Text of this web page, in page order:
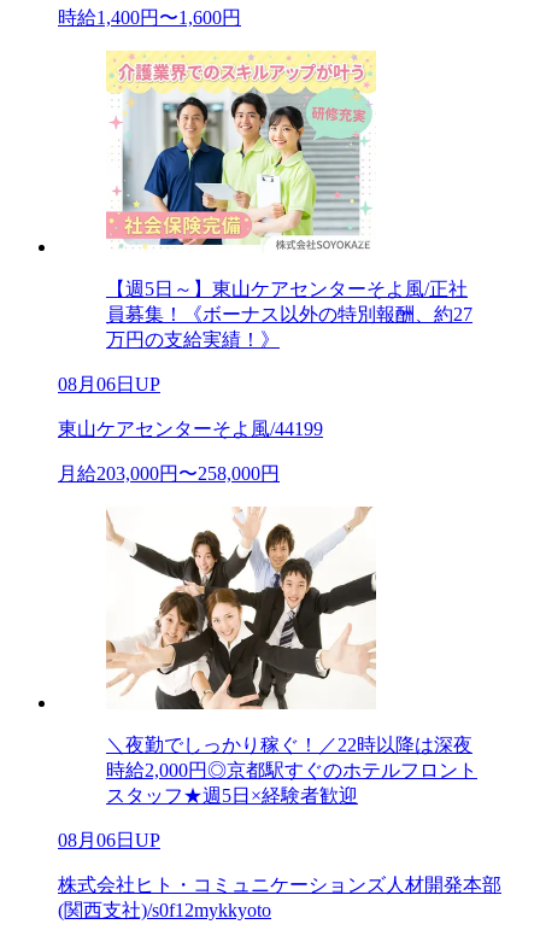
時給1,400円〜1,600円
【週5日～】東山ケアセンターそよ風/正社
員募集！《ボーナス以外の特別報酬、約27
万円の支給実績！》
08月06日UP
東山ケアセンターそよ風/44199
月給203,000円〜258,000円
＼夜勤でしっかり稼ぐ！／22時以降は深夜
時給2,000円◎京都駅すぐのホテルフロント
スタッフ★週5日×経験者歓迎
08月06日UP
株式会社ヒト・コミュニケーションズ人材開発本部
(関西支社)/s0f12mykkyoto